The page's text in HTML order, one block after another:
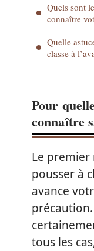
Quels sont
connaître
Quelle
classe à
Pour
connaître
Le
pousser à
avance
précaution.
tous les